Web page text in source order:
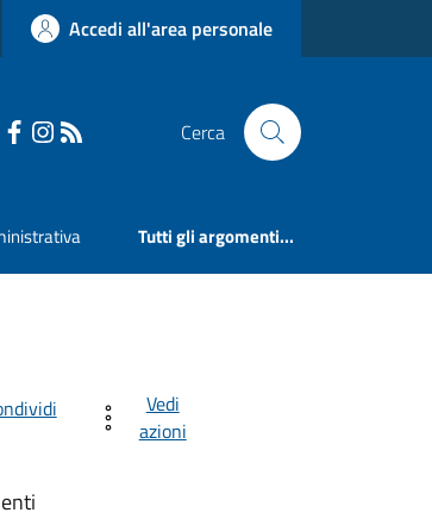
Accedi all'area personale
Cerca
Tutti gli argomenti...
Vedi
azioni